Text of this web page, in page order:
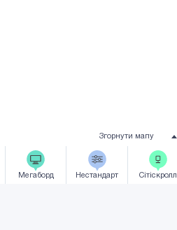
Згорнути мапу
Мегаборд Нестандарт Сiтicкролл